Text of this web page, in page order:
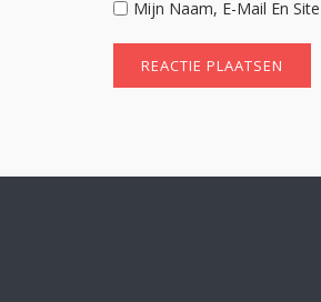
Mijn Naam, E-Mail En